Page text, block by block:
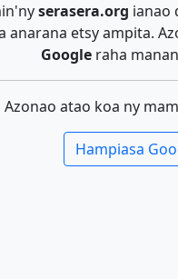
serasera.org ianao
anarana etsy ampita.
Googleraha
Azonao atao koa ny
Hampiasa